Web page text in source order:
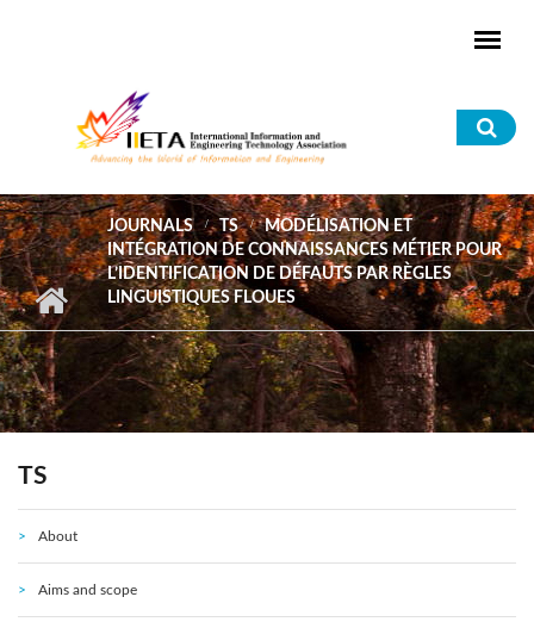
JOURNALS TS
MODÉLISATION ET
INTÉGRATION DE CONNAISSANCES MÉTIER POUR
L’IDENTIFICATION DE DÉFAUTS PAR RÈGLES
LINGUISTIQUES FLOUES
TS
About
Aims and scope